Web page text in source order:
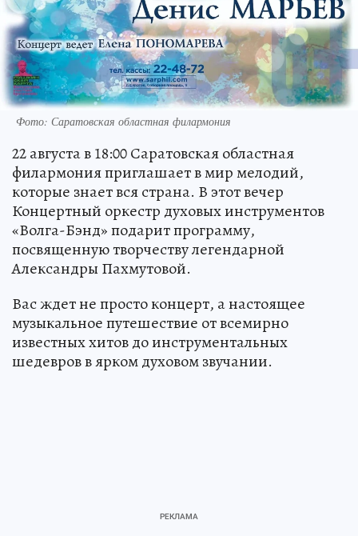
Фото: Саратовская областная филармония
22 августа в 18:00 Саратовская областная
филармония приглашает в мир мелодий,
которые знает вся страна. В этот вечер
Концертный оркестр духовых инструментов
«Волга-Бэнд» подарит программу,
посвященную творчеству легендарной
Александры Пахмутовой.
Вас ждет не просто концерт, а настоящее
музыкальное путешествие от всемирно
известных хитов до инструментальных
шедевров в ярком духовом звучании.